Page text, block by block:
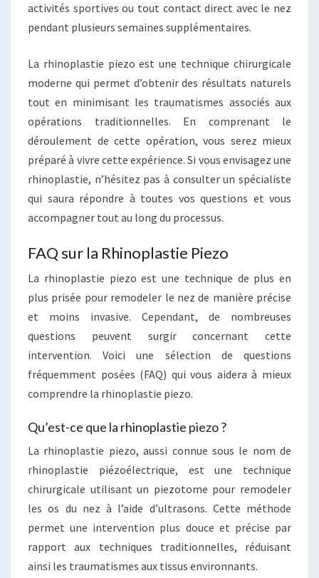
activités sportives ou tout contact direct avec le nez
pendant plusieurs semaines supplémentaires.
La rhinoplastie piezo est une technique chirurgicale
moderne qui permet d’obtenir des résultats naturels
tout en minimisant les traumatismes associés aux
opérations traditionnelles. En comprenant le
déroulement de cette opération, vous serez mieux
préparé à vivre cette expérience. Si vous envisagez une
rhinoplastie, n’hésitez pas à consulter un spécialiste
qui saura répondre à toutes vos questions et vous
accompagner tout au long du processus.
FAQ sur la Rhinoplastie Piezo
La rhinoplastie piezo est une technique de plus en
plus prisée pour remodeler le nez de manière précise
et moins invasive. Cependant, de nombreuses
questions peuvent surgir concernant cette
intervention. Voici une sélection de questions
fréquemment posées (FAQ) qui vous aidera à mieux
comprendre la rhinoplastie piezo.
Qu’est-ce que la rhinoplastie piezo ?
La rhinoplastie piezo, aussi connue sous le nom de
rhinoplastie piézoélectrique, est une technique
chirurgicale utilisant un piezotome pour remodeler
les os du nez à l’aide d’ultrasons. Cette méthode
permet une intervention plus douce et précise par
rapport aux techniques traditionnelles, réduisant
ainsi les traumatismes aux tissus environnants.